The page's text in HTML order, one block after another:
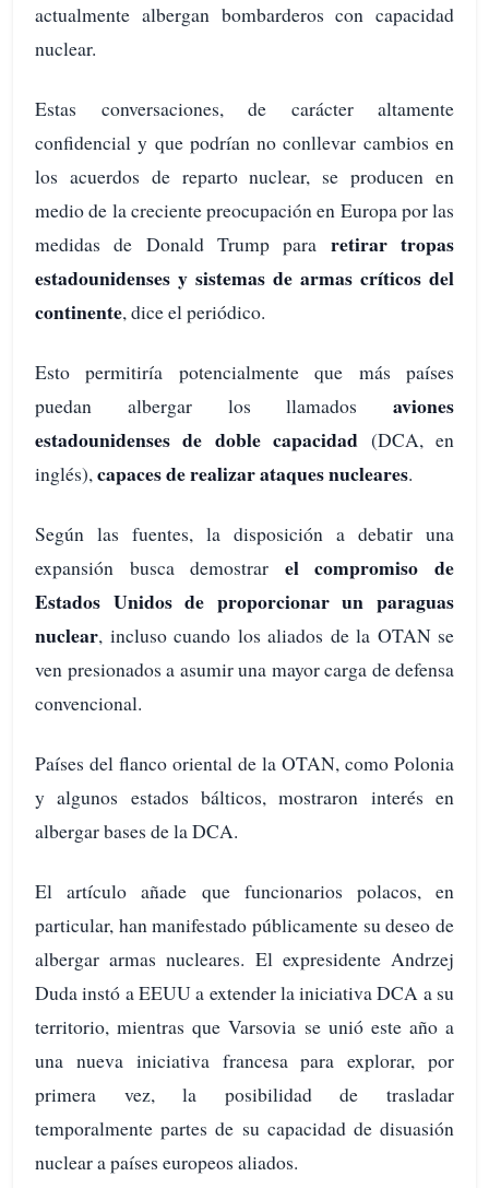
actualmente albergan bombarderos con capacidad
nuclear.
Estas conversaciones, de carácter altamente
confidencial y que podrían no conllevar cambios en
los acuerdos de reparto nuclear, se producen en
medio de la creciente preocupación en Europa por las
medidas de Donald Trump para retirar tropas
estadounidenses y sistemas de armas críticos del
continente, dice el periódico.
Esto permitiría potencialmente que más países
puedan albergar los llamados aviones
estadounidenses de doble capacidad (DCA, en
inglés),capaces de realizar ataques nucleares.
Según las fuentes, la disposición a debatir una
expansión busca demostrar el compromiso de
Estados Unidos de proporcionar un paraguas
nuclear, incluso cuando los aliados de la OTAN se
ven presionados a asumir una mayor carga de defensa
convencional.
Países del flanco oriental de la OTAN, como Polonia
y algunos estados bálticos, mostraron interés en
albergar bases de la DCA.
El artículo añade que funcionarios polacos, en
particular, han manifestado públicamente su deseo de
albergar armas nucleares. El expresidente Andrzej
Duda instó a EEUU a extender la iniciativa DCA a su
territorio, mientras que Varsovia se unió este año a
una nueva iniciativa francesa para explorar, por
primera vez, la posibilidad de trasladar
temporalmente partes de su capacidad de disuasión
nuclear a países europeos aliados.